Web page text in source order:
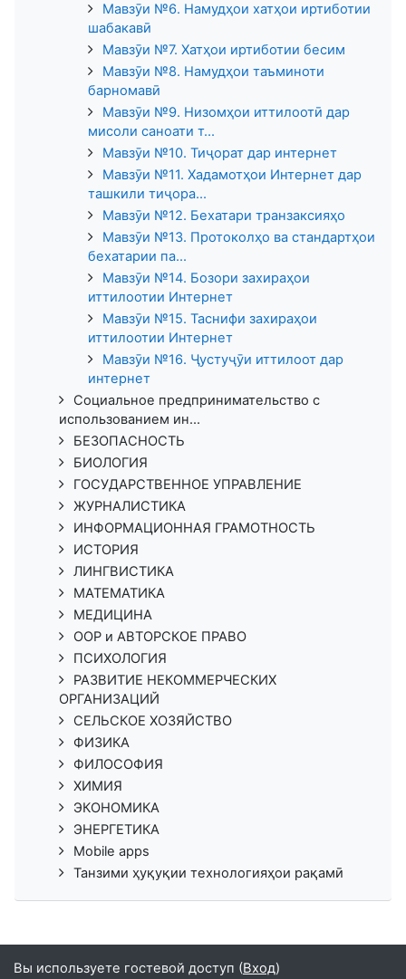
Мавзӯи №6. Намудҳои хатҳои иртиботии
шабакавӣ
Мавзӯи №7. Хатҳои иртиботии бесим
Мавзӯи №8. Намудҳои таъминоти
барномавӣ
Мавзӯи №9. Низомҳои иттилоотӣ дар
мисоли саноати т...
Мавзӯи №10. Тиҷорат дар интернет
Мавзӯи №11. Хадамотҳои Интернет дар
ташкили тиҷора...
Мавзӯи №12. Бехатари транзаксияҳо
Мавзӯи №13. Протоколҳо ва стандартҳои
бехатарии па...
Мавзӯи №14. Бозори захираҳои
иттилоотии Интернет
Мавзӯи №15. Таснифи захираҳои
иттилоотии Интернет
Мавзӯи №16. Ҷустуҷӯи иттилоот дар
интернет
Социальное предпринимательство с
использованием ин...
БЕЗОПАСНОСТЬ
БИОЛОГИЯ
ГОСУДАРСТВЕННОЕ УПРАВЛЕНИЕ
ЖУРНАЛИСТИКА
ИНФОРМАЦИОННАЯ ГРАМОТНОСТЬ
ИСТОРИЯ
ЛИНГВИСТИКА
МАТЕМАТИКА
МЕДИЦИНА
ООР и АВТОРСКОЕ ПРАВО
ПСИХОЛОГИЯ
РАЗВИТИЕ НЕКОММЕРЧЕСКИХ
ОРГАНИЗАЦИЙ
СЕЛЬСКОЕ ХОЗЯЙСТВО
ФИЗИКА
ФИЛОСОФИЯ
ХИМИЯ
ЭКОНОМИКА
ЭНЕРГЕТИКА
Mobile apps
Танзими ҳуқуқии технологияҳои рақамӣ
Вы используете гостевой доступ (Вход)